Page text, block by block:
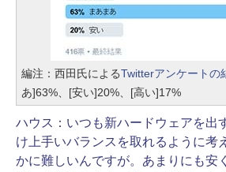
編注：西田氏によるTwitterアンケートの
あ]63%、[安い]20%、[高い]17%
ハウス： いつも新ハードウェアを出
け上手いバランスを取れるように考
かに難しいんですが。あまりにも安